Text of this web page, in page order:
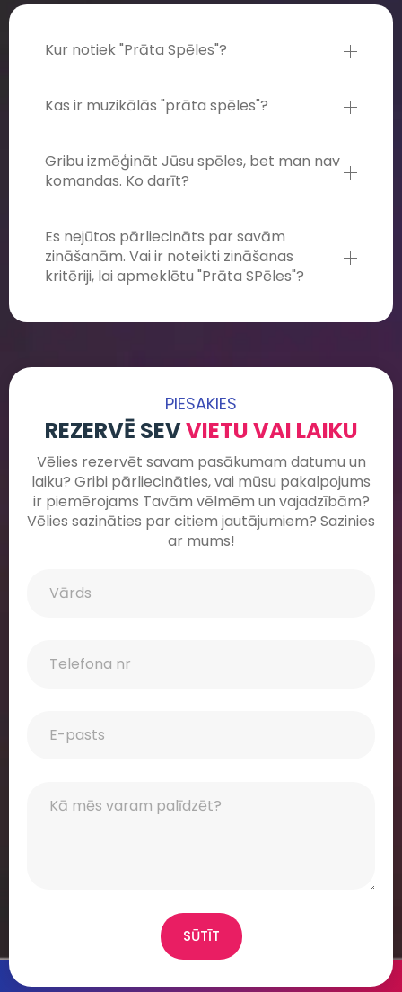
Kur notiek "Prāta Spēles"?
Kas ir muzikālās "prāta spēles"?
Gribu izmēģināt Jūsu spēles, bet man nav
komandas. Ko darīt?
Es nejūtos pārliecināts par savām
zināšanām. Vai ir noteikti zināšanas
kritēriji, lai apmeklētu "Prāta SPēles"?
PIESAKIES
REZERVĒ SEVVIETU VAI LAIKU
Vēlies rezervēt savam pasākumam datumu un
laiku? Gribi pārliecināties, vai mūsu pakalpojums
ir piemērojams Tavām vēlmēm un vajadzībām?
Vēlies sazināties par citiem jautājumiem? Sazinies
ar mums!
SŪTĪT